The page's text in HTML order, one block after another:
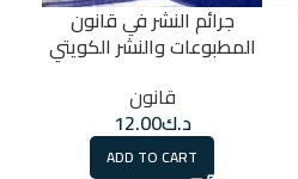
جرائم النشر في قانون
المطبوعات والنشر الكويتي
قانون
د.ك12.00
ADD TO CART